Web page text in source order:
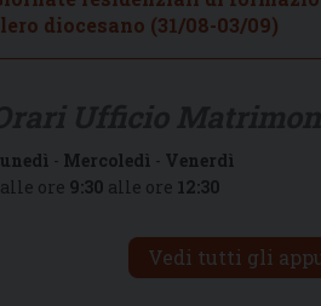
diocesano (31/08-03/09)
- Mercoledì - Venerdì
ore 9:30 alle ore 12:30
Vedi tutti gli